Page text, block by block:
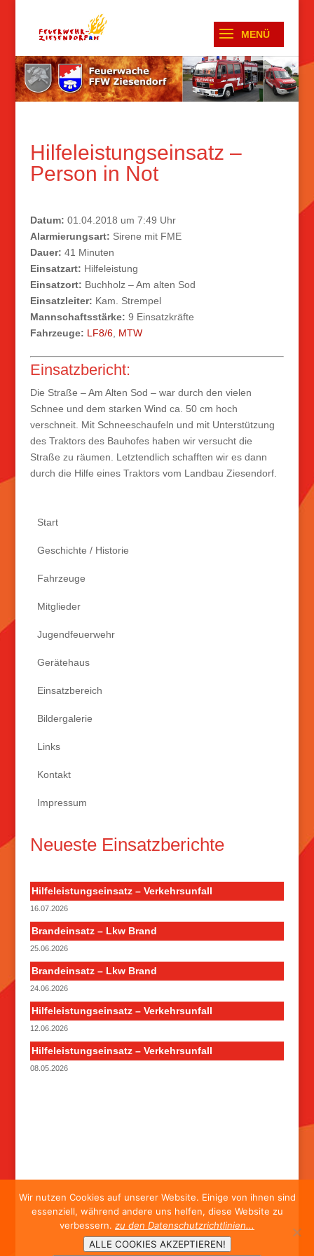
Hilfeleistungseinsatz –
Person in Not
Datum: 01.04.2018 um 7:49 Uhr
Alarmierungsart: Sirene mit FME
Dauer: 41 Minuten
Einsatzart: Hilfeleistung
Einsatzort: Buchholz – Am alten Sod
Einsatzleiter: Kam. Strempel
Mannschaftsstärke: 9 Einsatzkräfte
Fahrzeuge: LF8/6, MTW
Einsatzbericht:
Die Straße – Am Alten Sod – war durch den vielen
Schnee und dem starken Wind ca. 50 cm hoch
verschneit. Mit Schneeschaufeln und mit Unterstützung
des Traktors des Bauhofes haben wir versucht die
Straße zu räumen. Letztendlich schafften wir es dann
durch die Hilfe eines Traktors vom Landbau Ziesendorf.
Start
Geschichte / Historie
Fahrzeuge
Mitglieder
Jugendfeuerwehr
Gerätehaus
Einsatzbereich
Bildergalerie
Links
Kontakt
Impressum
Neueste Einsatzberichte
Hilfeleistungseinsatz – Verkehrsunfall
16.07.2026
Brandeinsatz – Lkw Brand
25.06.2026
Brandeinsatz – Lkw Brand
24.06.2026
Hilfeleistungseinsatz – Verkehrsunfall
12.06.2026
Hilfeleistungseinsatz – Verkehrsunfall
08.05.2026
Wir nutzen Cookies auf unserer Website. Einige von ihnen sind
essenziell, während andere uns helfen, diese Website zu
verbessern. zu den Datenschutzrichtlinien...
ALLE COOKIES AKZEPTIEREN!